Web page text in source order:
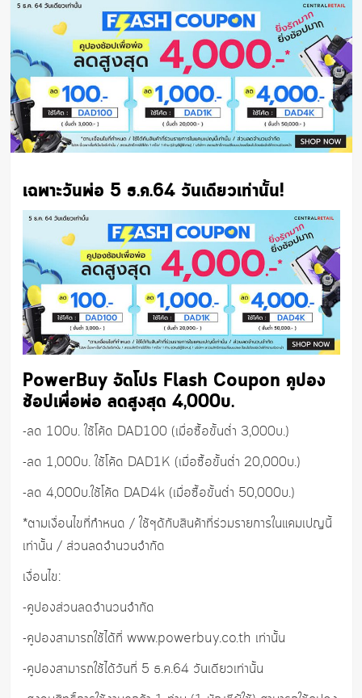
เฉพาะวันพ่อ 5 ธ.ค.64 วันเดียวเท่านั้น!
PowerBuy จัดโปร Flash Coupon คูปอง
ช้อปเพื่อพ่อ ลดสูงสุด 4,000บ.
-ลด 100บ. ใช้โค้ด DAD100 (เมื่อซื้อขั้นต่ำ 3,000บ.)
-ลด 1,000บ. ใช้โค้ด DAD1K (เมื่อซื้อขั้นต่ำ 20,000บ.)
-ลด 4,000บ.ใช้โค้ด DAD4k (เมื่อซื้อขั้นต่ำ 50,000บ.)
*ตามเงื่อนไขที่กำหนด / ใช้ๆด้กับสินค้าที่ร่วมรายการในแคมเปญนี้
เท่านั้น / ส่วนลดจำนวนจำกัด
เงื่อนไข:
-คูปองส่วนลดจำนวนจำกัด
-คูปองสามารถใช้ได้ที่ www.powerbuy.co.th เท่านั้น
-คูปองสามารถใช้ได้วันที่ 5 ธ.ค.64 วันเดียวเท่านั้น